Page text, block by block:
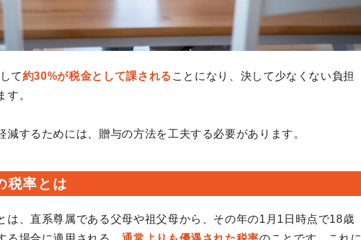
て約30%が税金として課される ことになり、決して少なくない負担
す。
減するためには、贈与の方法を工夫する必要があります。
税率とは
は、直系尊属である父母や祖父母から、その年の1月1日時点で18歳